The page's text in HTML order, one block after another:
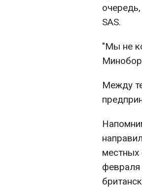
SAS.
"Мы не
Между
местных